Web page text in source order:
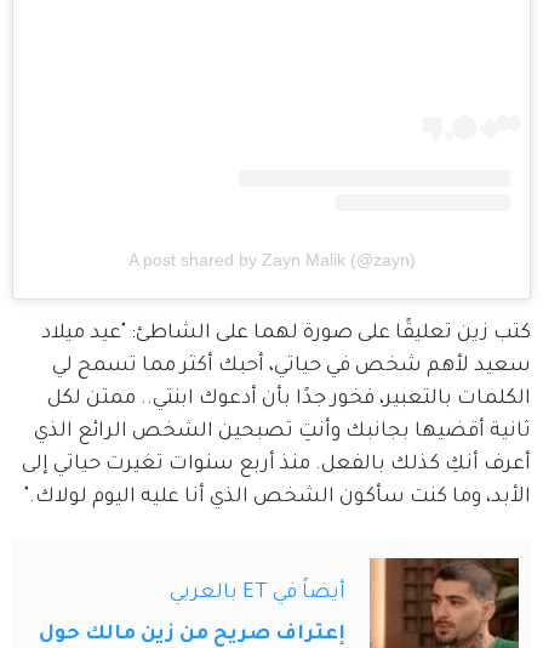
A post shared by Zayn Malik (@zayn)
كتب زين تعليقًا على صورة لهما على الشاطئ: "عيد ميلاد
سعيد لأهم شخص في حياتي، أحبك أكثر مما تسمح لي
الكلمات بالتعبير، فخور جدًا بأن أدعوك ابنتي.. ممتن لكل
ثانية أقضيها بجانبك وأنتِ تصبحين الشخص الرائع الذي
أعرف أنكِ كذلك بالفعل. منذ أربع سنوات تغيرت حياتي إلى
الأبد، وما كنت سأكون الشخص الذي أنا عليه اليوم لولاك."
أيضاً في ET بالعربي
إعتراف صريح من زين مالك حول